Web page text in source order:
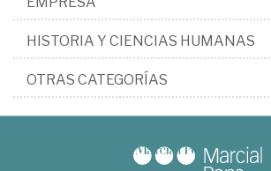
HISTORIA Y CIENCIAS HUMANAS
OTRAS CATEGORÍAS